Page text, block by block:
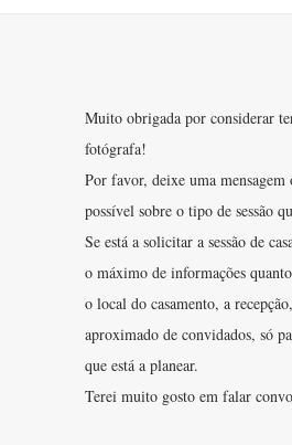
Muito obrigada por considerar
fotógrafa!
Por favor, deixe uma mensagem
possível sobre o tipo de sessão
Se está a solicitar a sessão de
o máximo de informações
o local do casamento, a
aproximado de convidados, só
que está a planear.
Terei muito gosto em falar